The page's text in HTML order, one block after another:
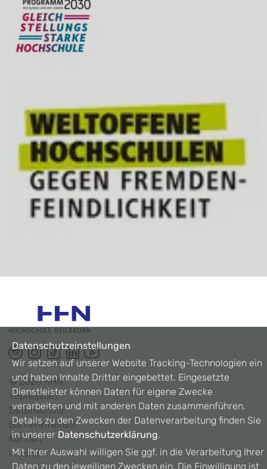
©2026HHN
Impressum
Datenschutz
Barrierefreiheit
Kontakt
Intranet
Datenschutzeinstellungen
Wir setzen auf unserer Website Tracking-Technologien ein
und haben Inhalte Dritter eingebettet. Eingesetzte
Dienstleister können Daten für eigene Zwecke
verarbeiten und mit anderen Daten zusammenführen.
Details zu den Zwecken der Datenverarbeitung finden Sie
in unserer Datenschutzerklärung.
Mit Ihrer Auswahl willigen Sie ggf. in die Verarbeitung Ihrer
Daten zu den jeweiligen Zwecken ein. Die Einwilligung ist